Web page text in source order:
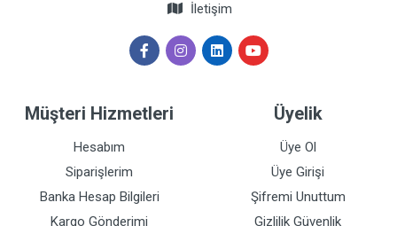
İletişim
Müşteri Hizmetleri
Hesabım
Siparişlerim
Banka Hesap Bilgileri
Kargo Gönderimi
Üyelik
Üye Ol
Üye Girişi
Şifremi Unuttum
Gizlilik Güvenlik